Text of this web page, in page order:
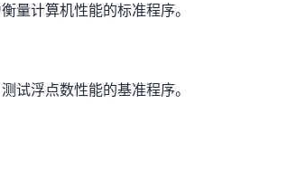
量计算机性能的标准程序。
试浮点数性能的基准程序。